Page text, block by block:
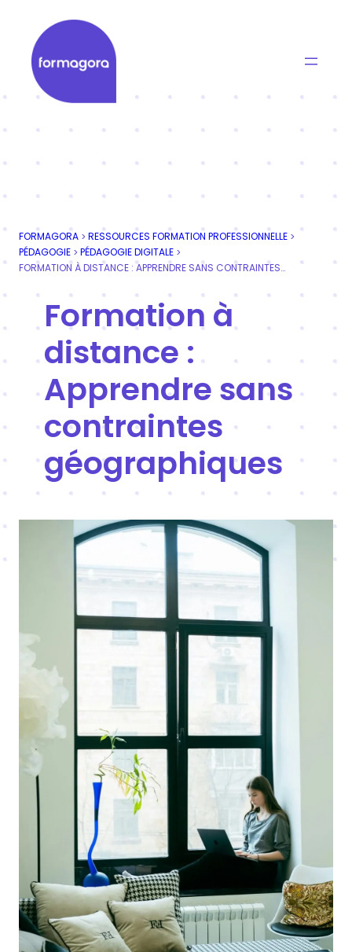
contenu
Formagora
FORMAGORA > RESSOURCES FORMATION PROFESSIONNELLE >
PÉDAGOGIE > PÉDAGOGIE DIGITALE >
FORMATION À DISTANCE : APPRENDRE SANS CONTRAINTES GÉOGRAPHIQUES
Formation à
distance :
Apprendre sans
contraintes
géographiques